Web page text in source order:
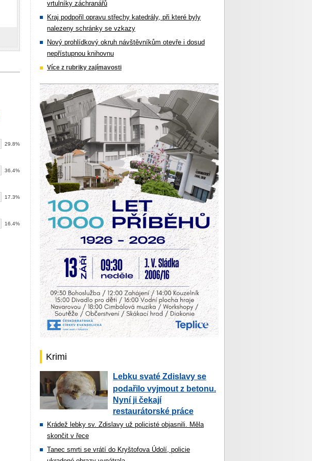
29.8%
36.4%
17.3%
16.4%
vrtulníky záchranářů
Kraj podpořil opravu střechy katedrály, při které byly
nalezeny schránky se vzkazy
Nový prohlídkový okruh návštěvníkům otevře i dosud
nepřístupnou knihovnu
Více z rubriky zajímavosti
Krimi
Lebku svaté Zdislavy se
podařilo vyjmout z betonu.
Nyní ji čekají
restaurátorské práce
Krádež lebky sv. Zdislavy už policisté objasnili. Měla
skončit v řece
Tanec smrti se vrátí do Kryštofova Údolí, policie